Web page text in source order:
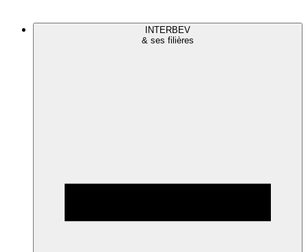
INTERBEV
& ses filières